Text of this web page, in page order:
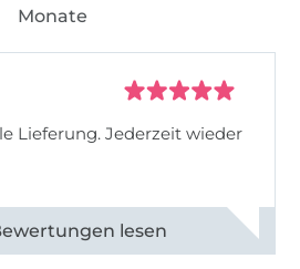
Monate
Lieferung. Jederzeit wieder
ansehen